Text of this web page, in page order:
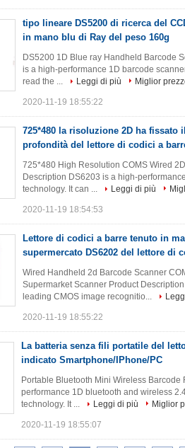
tipo lineare DS5200 di ricerca del
in mano blu di Ray del peso 160g
DS5200 1D Blue ray Handheld Barcode
is a high-performance 1D barcode
read the ...
Leggi di più Miglior
2020-11-19 18:55:22
725*480 la risoluzione 2D ha
profondità del lettore di codici a
725*480 High Resolution COMS Wired
Description DS6203 is a high-
technology. It can ...
Leggi di più
2020-11-19 18:54:53
Lettore di codici a barre tenuto in
supermercato DS6202 del lettore di
Wired Handheld 2d Barcode Scanner
Supermarket Scanner Product
leading CMOS image recognitio...
2020-11-19 18:55:22
La batteria senza fili portatile del
indicato Smartphone/IPhone/PC
Portable Bluetooth Mini Wireless
performance 1D bluetooth and wireless
technology. It ...
Leggi di più Miglior
2020-11-19 18:55:07